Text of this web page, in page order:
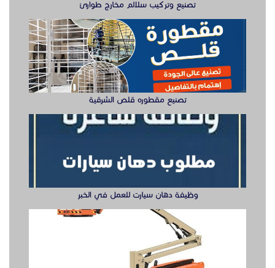
تصنيع وتركيب سلالم مخارج طوارئ
تصنيع مقطوره قلص الشرقية
وظيفة دهان سيارت للعمل في الخبر